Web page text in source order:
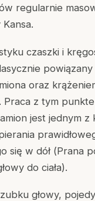
regularnie
czaszki i
oraz
Praca z tym
jest jednym z
się w dół (Prana
do ciała).
głowy,